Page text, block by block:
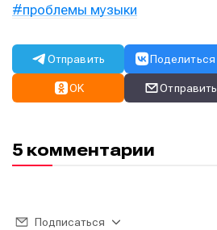
проблемы музыки
Отправить Поделиться
OK Отправить
5 комментарии
Подписаться